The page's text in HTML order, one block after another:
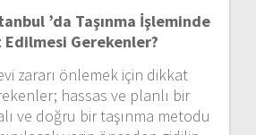
’da Taşınma İşleminde
Gerekenler?
zararı önlemek için dikkat
hassas ve planlı bir
ve doğru bir taşınma metodu